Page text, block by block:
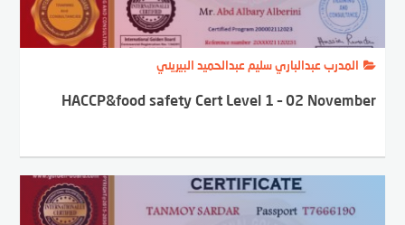
المدرب عبدالباري سليم عبدالحميد البيريني
HACCP&food safety Cert Level 1 – 02 November